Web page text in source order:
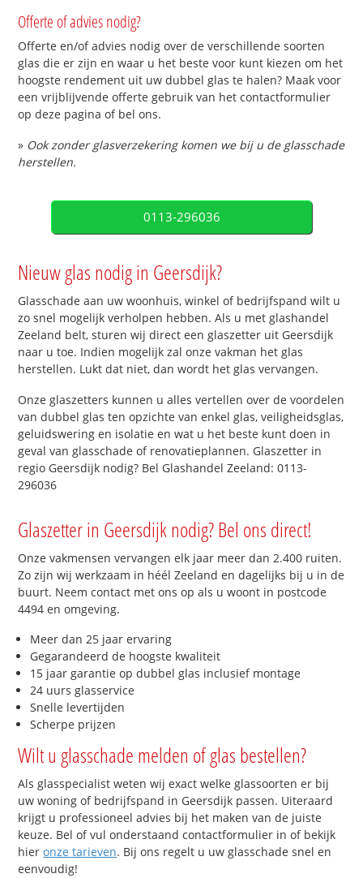
Offerte of advies nodig?
Offerte en/of advies nodig over de verschillende soorten
glas die er zijn en waar u het beste voor kunt kiezen om het
hoogste rendement uit uw dubbel glas te halen? Maak voor
een vrijblijvende offerte gebruik van het contactformulier
op deze pagina of bel ons.
» Ook zonder glasverzekering komen we bij u de glasschade
herstellen.
0113-296036
Nieuw glas nodig in Geersdijk?
Glasschade aan uw woonhuis, winkel of bedrijfspand wilt u
zo snel mogelijk verholpen hebben. Als u met glashandel
Zeeland belt, sturen wij direct een glaszetter uit Geersdijk
naar u toe. Indien mogelijk zal onze vakman het glas
herstellen. Lukt dat niet, dan wordt het glas vervangen.
Onze glaszetters kunnen u alles vertellen over de voordelen
van dubbel glas ten opzichte van enkel glas, veiligheidsglas,
geluidswering en isolatie en wat u het beste kunt doen in
geval van glasschade of renovatieplannen. Glaszetter in
regio Geersdijk nodig? Bel Glashandel Zeeland: 0113-
296036
Glaszetter in Geersdijk nodig? Bel ons direct!
Onze vakmensen vervangen elk jaar meer dan 2.400 ruiten.
Zo zijn wij werkzaam in héél Zeeland en dagelijks bij u in de
buurt. Neem contact met ons op als u woont in postcode
4494 en omgeving.
Meer dan 25 jaar ervaring
Gegarandeerd de hoogste kwaliteit
15 jaar garantie op dubbel glas inclusief montage
24 uurs glasservice
Snelle levertijden
Scherpe prijzen
Wilt u glasschade melden of glas bestellen?
Als glasspecialist weten wij exact welke glassoorten er bij
uw woning of bedrijfspand in Geersdijk passen. Uiteraard
krijgt u professioneel advies bij het maken van de juiste
keuze. Bel of vul onderstaand contactformulier in of bekijk
hieronze tarieven. Bij ons regelt u uw glasschade snel en
eenvoudig!